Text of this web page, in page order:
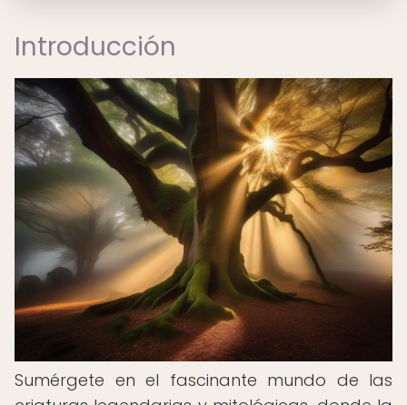
Introducción
Sumérgete en el fascinante mundo de las